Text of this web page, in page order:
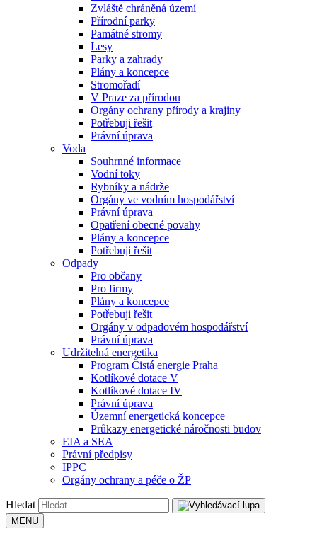
Zvláště chráněná území
Přírodní parky
Památné stromy
Lesy
Parky a zahrady
Plány a koncepce
Stromořadí
V Praze za přírodou
Orgány ochrany přírody a krajiny
Potřebuji řešit
Právní úprava
Voda
Souhrnné informace
Vodní toky
Rybníky a nádrže
Orgány ve vodním hospodářství
Právní úprava
Opatření obecné povahy
Plány a koncepce
Potřebuji řešit
Odpady
Pro občany
Pro firmy
Plány a koncepce
Potřebuji řešit
Orgány v odpadovém hospodářství
Právní úprava
Udržitelná energetika
Program Čistá energie Praha
Kotlíkové dotace V
Kotlíkové dotace IV
Právní úprava
Územní energetická koncepce
Průkazy energetické náročnosti budov
EIA a SEA
Právní předpisy
IPPC
Orgány ochrany a péče o ŽP
Hledat
MENU